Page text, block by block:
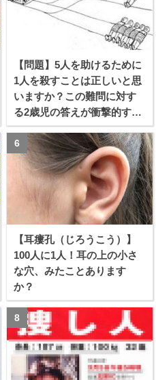
【問題】5人を助けるために
1人を殺すことは正しいと思
いますか？この難問に対す
る2歳児の答えが衝撃的すぎ
る！！
【耳瘻孔（じろうこう）】
100人に1人！耳の上の小さ
な穴、みたことあります
か？